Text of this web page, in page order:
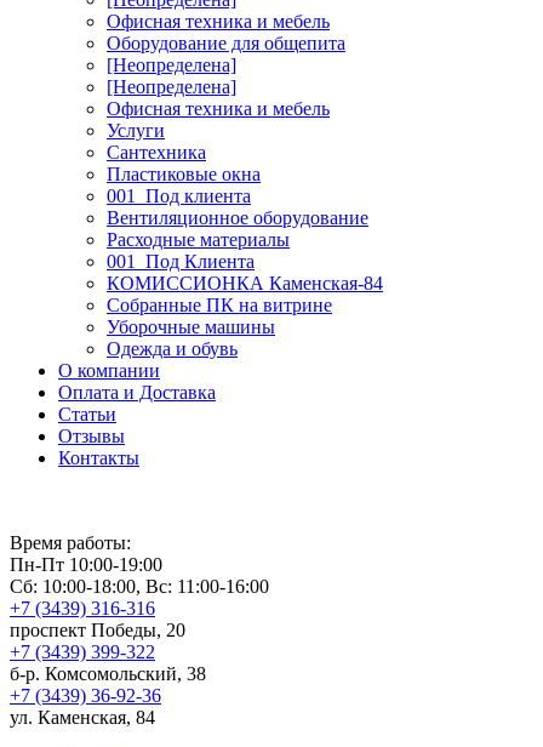
Офисная техника и мебель
Оборудование для общепита
[Неопределена]
[Неопределена]
Офисная техника и мебель
Услуги
Сантехника
Пластиковые окна
001_Под клиента
Вентиляционное оборудование
Расходные материалы
001_Под Клиента
КОМИССИОНКА Каменская-84
Собранные ПК на витрине
Уборочные машины
Одежда и обувь
О компании
Оплата и Доставка
Статьи
Отзывы
Контакты
Время работы:
Пн-Пт 10:00-19:00
Сб: 10:00-18:00, Вс: 11:00-16:00
+7 (3439) 316-316
проспект Победы, 20
+7 (3439) 399-322
б-р. Комсомольский, 38
+7 (3439) 36-92-36
ул. Каменская, 84